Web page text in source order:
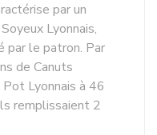
par un
Lyonnais,
par le patron. Par
de Canuts
Lyonnais à 46
remplissaient 2